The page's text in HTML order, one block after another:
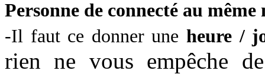
Personne de connecté au même
-Il faut ce donner une heure /
rien ne vous empêche